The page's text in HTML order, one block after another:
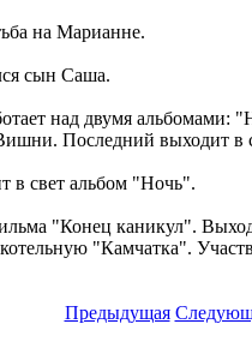
на Марианне.
сын Саша.
над двумя альбомами:
Последний выходит в
в свет альбом "Ночь".
"Конец каникул".
"Камчатка".
Предыдущая